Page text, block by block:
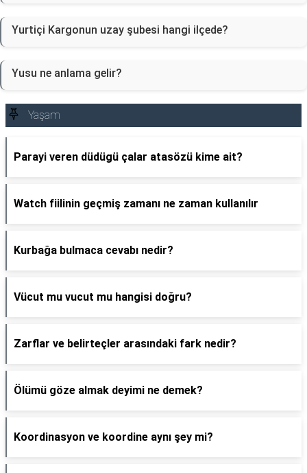
Yurtiçi Kargonun uzay şubesi hangi ilçede?
Yusu ne anlama gelir?
Yaşam
Parayi veren düdügü çalar atasözü kime ait?
Watch fiilinin geçmiş zamanı ne zaman kullanılır
Kurbağa bulmaca cevabı nedir?
Vücut mu vucut mu hangisi doğru?
Zarflar ve belirteçler arasındaki fark nedir?
Ölümü göze almak deyimi ne demek?
Koordinasyon ve koordine aynı şey mi?